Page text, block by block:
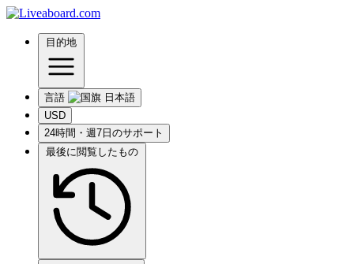
目的地
言語
USD
24時間・週7日のサポート
最後に閲覧したもの